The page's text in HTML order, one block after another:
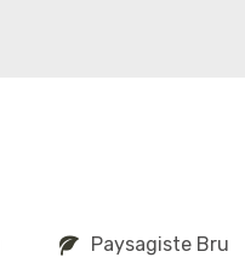
Paysagiste Bru